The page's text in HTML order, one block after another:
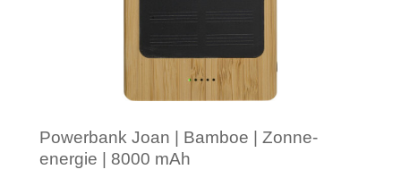
Powerbank Joan | Bamboe | Zonne-
energie | 8000 mAh